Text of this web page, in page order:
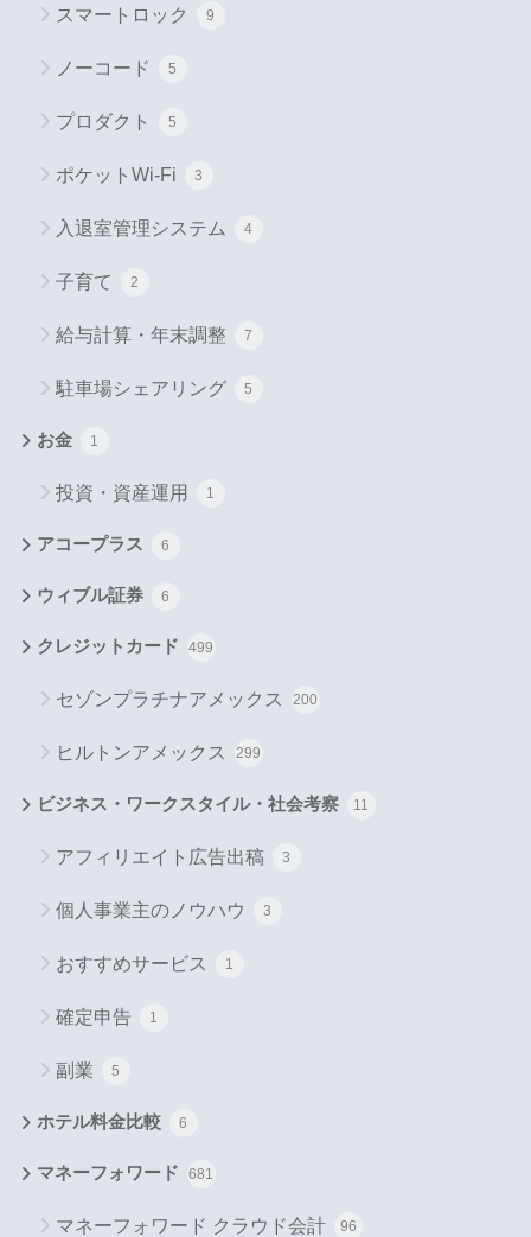
スマートロック 9
ノーコード 5
プロダクト 5
ポケットWi-Fi 3
入退室管理システム 4
子育て 2
給与計算・年末調整 7
駐車場シェアリング 5
お金 1
投資・資産運用 1
アコープラス 6
ウィブル証券 6
クレジットカード 499
セゾンプラチナアメックス 200
ヒルトンアメックス 299
ビジネス・ワークスタイル・社会考察 11
アフィリエイト広告出稿 3
個人事業主のノウハウ 3
おすすめサービス 1
確定申告 1
副業 5
ホテル料金比較 6
マネーフォワード 681
マネーフォワード クラウド会計 96